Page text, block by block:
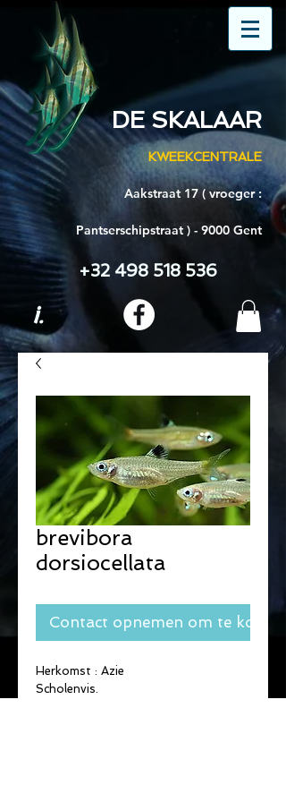
DE SKALAAR
KWEEKCENTRALE
Aakstraat 17 ( vroeger :
Pantserschipstraat ) - 9000 Gent
+32 498 518 536
i.
brevibora
dorsiocellata
Contact opnemen om te kopen
Herkomst : Azie
Scholenvis.